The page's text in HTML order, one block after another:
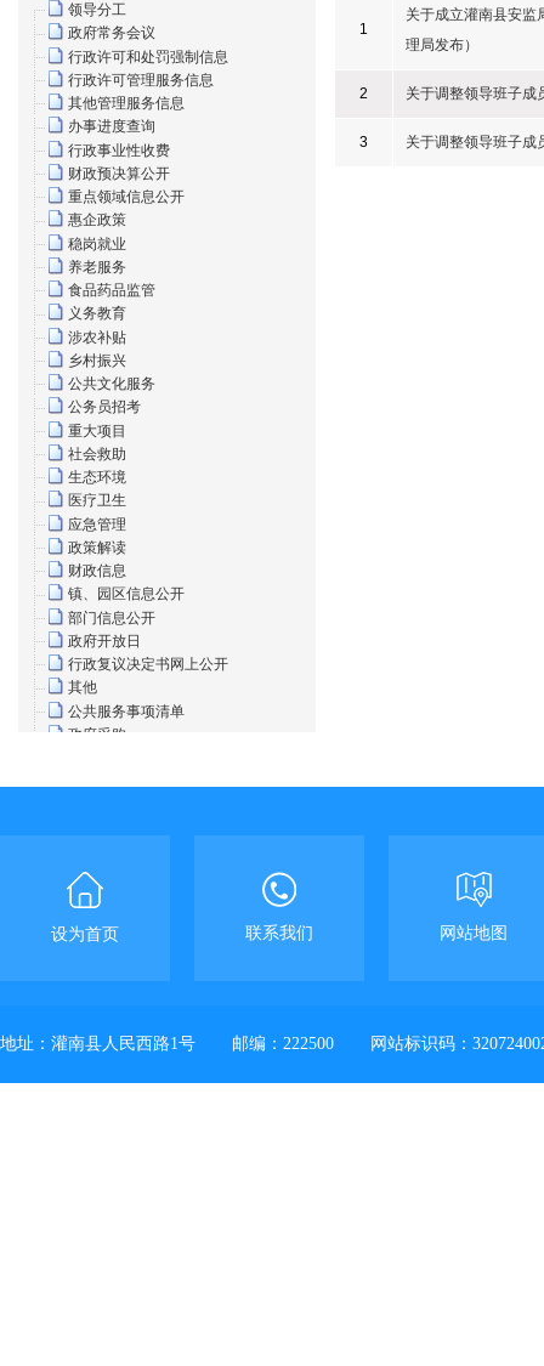
领导分工
政府常务会议
行政许可和处罚强制信息
行政许可管理服务信息
其他管理服务信息
办事进度查询
行政事业性收费
财政预决算公开
重点领域信息公开
惠企政策
稳岗就业
养老服务
食品药品监管
义务教育
涉农补贴
乡村振兴
公共文化服务
公务员招考
重大项目
社会救助
生态环境
医疗卫生
应急管理
政策解读
财政信息
镇、园区信息公开
部门信息公开
政府开放日
行政复议决定书网上公开
其他
公共服务事项清单
政府采购
1
关于成立灌南县安监
理局发布）
2 关于调整领导班子成
3 关于调整领导班子成
设为首页 联系我们 网站地图
地址：灌南县人民西路1号 邮编：222500 网站标识码：